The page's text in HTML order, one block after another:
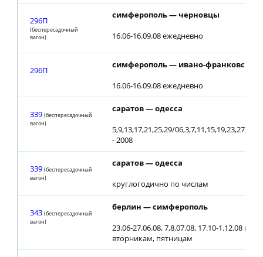
296П
(беспересадочный
вагон)
симферополь — черновцы
16.06-16.09.08 ежедневно
296П
симферополь — ивано-франковск
16.06-16.09.08 ежедневно
339 (беспересадочный
вагон)
саратов — одесса
5,9,13,17,21,25,29/06,3,7,11,15,19,23,27,31/
- 2008
339 (беспересадочный
вагон)
саратов — одесса
круглогодично по числам
343 (беспересадочный
вагон)
берлин — симферополь
23.06-27.06.08, 7,8.07.08, 17.10-1.12.08 по
вторникам, пятницам